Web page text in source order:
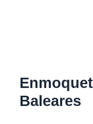
Baleares